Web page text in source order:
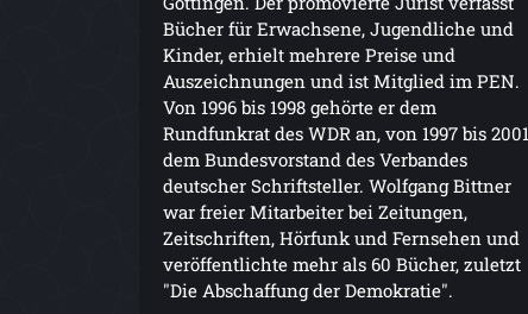
Bücher für Erwachsene, Jugendliche und
Kinder, erhielt mehrere Preise und
Auszeichnungen und ist Mitglied im PEN.
Von 1996 bis 1998 gehörte er dem
Rundfunkrat des WDR an, von 1997 bis 2001
dem Bundesvorstand des Verbandes
deutscher Schriftsteller. Wolfgang Bittner
war freier Mitarbeiter bei Zeitungen,
Zeitschriften, Hörfunk und Fernsehen und
veröffentlichte mehr als 60 Bücher, zuletzt
"Die Abschaffung der Demokratie".